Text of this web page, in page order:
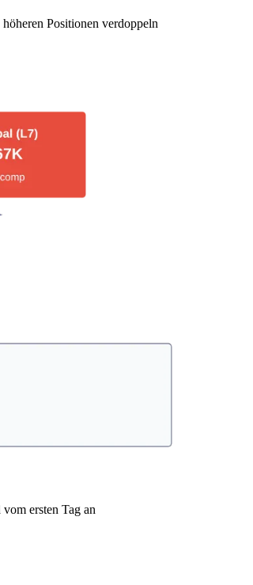
Positionen verdoppeln
ersten Tag an